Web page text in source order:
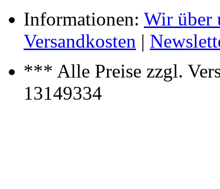
Informationen: Wir über
Versandkosten |
*** Alle Preise zzgl.
13149334